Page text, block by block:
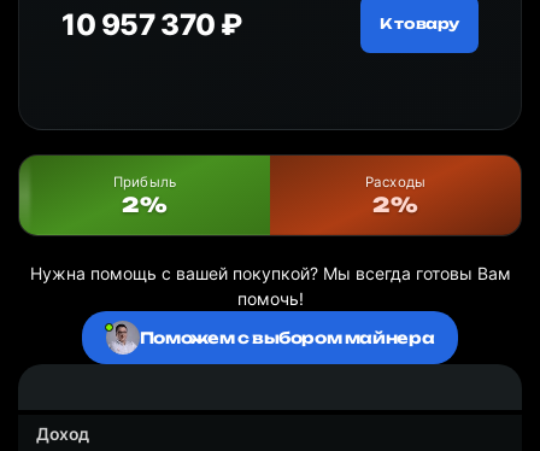
10 957 370 ₽ К товару
Прибыль
2%
Расходы
2%
Нужна помощь с вашей покупкой? Мы всегда готовы Вам
помочь!
Поможем с выбором майнера
Доход